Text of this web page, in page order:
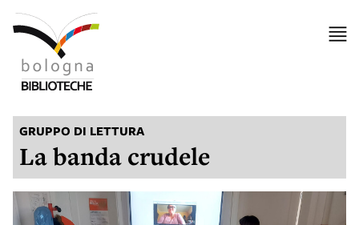
GRUPPO DI LETTURA
La banda crudele